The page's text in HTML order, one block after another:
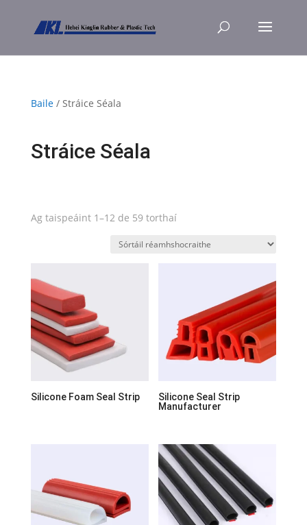
Baile/ Stráice Séala
Stráice Séala
Ag taispeáint 1–12 de 59 torthaí
Silicone Foam Seal Strip
Silicone Seal Strip
Manufacturer